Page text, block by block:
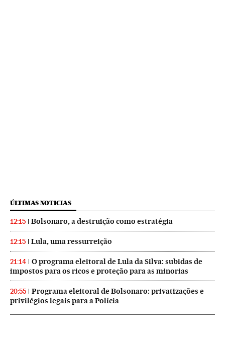
ÚLTIMAS NOTICIAS
12:15 Bolsonaro, a destruição como estratégia
12:15 Lula, uma ressurreição
21:14
O programa eleitoral de Lula da Silva: subidas de
impostos para os ricos e proteção para as minorias
20:55
Programa eleitoral de Bolsonaro: privatizações e
privilégios legais para a Polícia